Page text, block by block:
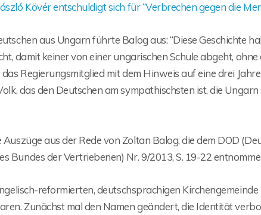
Kövér entschuldigt sich für “Verbrechen gegen die
aus Ungarn führte Balog aus: “Diese Geschichte
damit keiner von einer ungarischen Schule abgeht, ohne
Regierungsmitglied mit dem Hinweis auf eine drei
das den Deutschen am sympathischsten ist, die
aus der Rede von Zoltan Balog, die dem DOD
Bundes der Vertriebenen) Nr. 9/2013, S. 19-22
reformierten, deutschsprachigen
Zunächst mal den Namen geändert, die Identität